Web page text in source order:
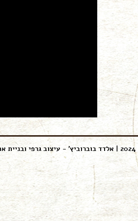
אלדד בוברוביץ' - עיצוב גרפי ובניית